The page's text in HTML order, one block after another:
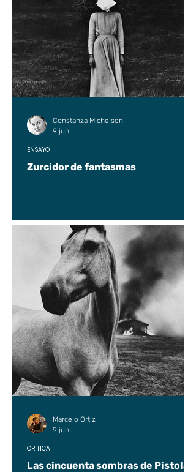
Zurcidor de fantasmas
ENSAYO
Constanza Michelson
9 jun
Las cincuenta sombras de Pistolas
CRÍTICA
Marcelo Ortiz
9 jun